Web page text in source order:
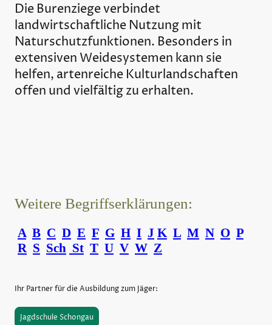
Die Burenziege verbindet
landwirtschaftliche Nutzung mit
Naturschutzfunktionen. Besonders in
extensiven Weidesystemen kann sie
helfen, artenreiche Kulturlandschaften
offen und vielfältig zu erhalten.
Weitere Begriffserklärungen:
A B C D E F G H I J K L M N O P
R S Sch St T U V W Z
Ihr Partner für die Ausbildung zum Jäger:
Jagdschule Schongau